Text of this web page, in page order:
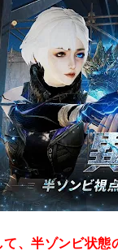
、半ゾンビ状態